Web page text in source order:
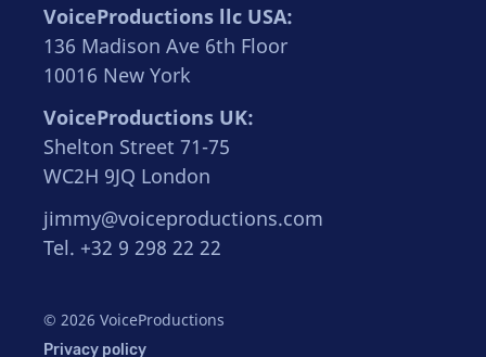
VoiceProductions llc USA:
136 Madison Ave 6th Floor
10016 New York
VoiceProductions UK:
Shelton Street 71-75
WC2H 9JQ London
jimmy@voiceproductions.com
Tel. +32 9 298 22 22
© 2026 VoiceProductions
Privacy policy